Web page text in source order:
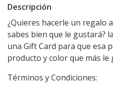
Descripción
¿Quieres hacerle un regalo
sabes bien que le gustará?
una Gift Card para que esa
producto y color que más le
Términos y Condiciones: